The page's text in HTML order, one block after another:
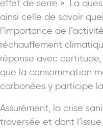
effet de serre ». La
ainsi celle de savoir
l’importance de
réchauffement
réponse avec certitude,
que la consommation
carbonées y participe
Assurément, la crise
traversée et dont